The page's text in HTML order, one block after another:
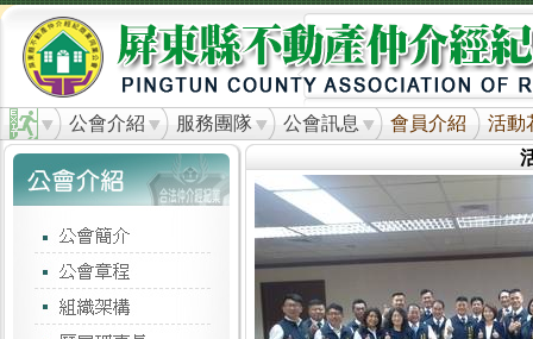
公會介紹 服務團隊 公會訊息 會員介紹
活動